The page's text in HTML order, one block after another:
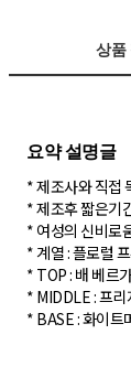
상품
요약 설명글
* 제조사와 직접
* 제조후 짧은기
* 여성의 신비로
* 계열 : 플로럴
* TOP : 배 베르
* MIDDLE : 프
* BASE : 화이트